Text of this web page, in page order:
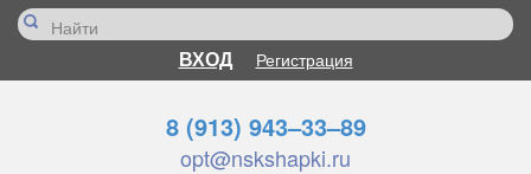
ВХОД Регистрация
8 (913) 943–33–89
opt@nskshapki.ru